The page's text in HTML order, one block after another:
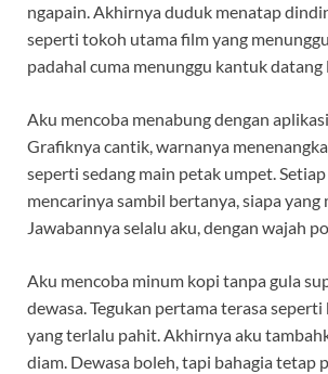
ngapain. Akhirnya duduk menatap
seperti tokoh utama film yang
padahal cuma menunggu kantuk datang
Aku mencoba menabung dengan
Grafiknya cantik, warnanya
seperti sedang main petak umpet.
mencarinya sambil bertanya, siapa yang
Jawabannya selalu aku, dengan wajah
Aku mencoba minum kopi tanpa gula
dewasa. Tegukan pertama terasa
yang terlalu pahit. Akhirnya aku
diam. Dewasa boleh, tapi bahagia tetap